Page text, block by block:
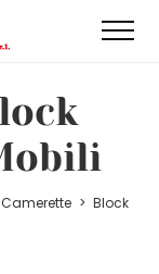
Camerette > Block